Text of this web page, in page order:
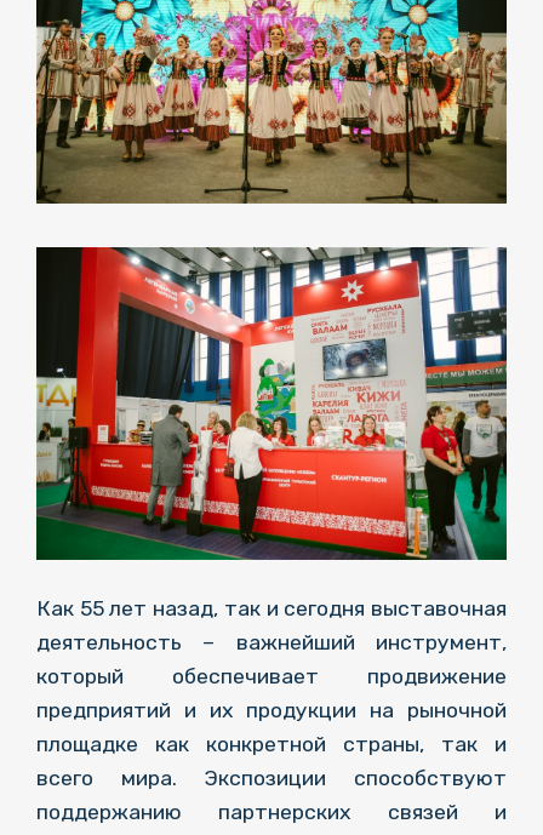
Как 55 лет назад, так и сегодня выставочная
деятельность – важнейший инструмент,
который обеспечивает продвижение
предприятий и их продукции на рыночной
площадке как конкретной страны, так и
всего мира. Экспозиции способствуют
поддержанию партнерских связей и